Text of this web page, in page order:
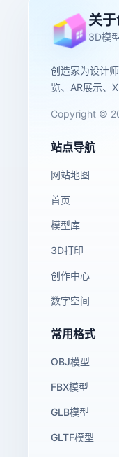
关
3D模
创造家为设计
览、AR展示、
Copyright ©
站点导航
网站地图
首页
模型库
3D打印
创作中心
数字空间
常用格式
OBJ模型
FBX模型
GLB模型
GLTF模型